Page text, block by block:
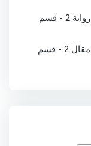
تجميعات اسئلة اختبارات وكويزات مادة رواية 2 - قسم
تجميعات اسئلة اختبارات وكويزات مادة مقال 2 - قسم